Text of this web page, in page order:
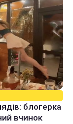
блогерка
вчинок